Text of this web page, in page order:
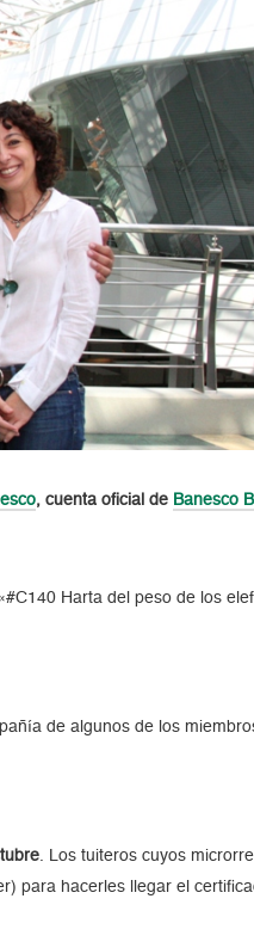
, cuenta oficial de Banesco
Harta del peso de los
de algunos de los
. Los tuiteros cuyos
para hacerles llegar el